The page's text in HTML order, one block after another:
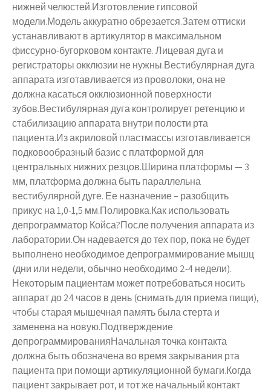
нижней челюстей.Изготовление гипсовой
модели.Модель аккуратно обрезается.Затем оттиски
устанавливают в артикулятор в максимальном
фиссурно-бугорковом контакте. Лицевая дуга и
регистраторы окклюзии не нужны.Вестибулярная дуга
аппарата изготавливается из проволоки, она не
должна касаться окклюзионной поверхности
зубов.Вестибулярная дуга контролирует ретенцию и
стабилизацию аппарата внутри полости рта
пациента.Из акриловой пластмассы изготавливается
подковообразный базис с платформой для
центральных нижних резцов.Ширина платформы — 3
мм, платформа должна быть параллельна
вестибулярной дуге. Ее назначение – разобщить
прикус на 1,0-1,5 мм.Полировка.Как использовать
депрограмматор Койса?После получения аппарата из
лаборатории.Он надевается до тех пор, пока не будет
выполнено необходимое депрограммирование мышц
(дни или недели, обычно необходимо 2-4 недели).
Некоторым пациентам может потребоваться носить
аппарат до 24 часов в день (снимать для приема пищи),
чтобы старая мышечная память была стерта и
заменена на новую.Подтверждение
депрограммированияНачальная точка контакта
должна быть обозначена во время закрывания рта
пациента при помощи артикуляционной бумаги.Когда
пациент закрывает рот, и тот же начальный контакт